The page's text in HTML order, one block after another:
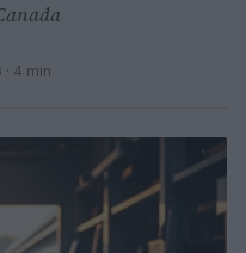
· 4 min